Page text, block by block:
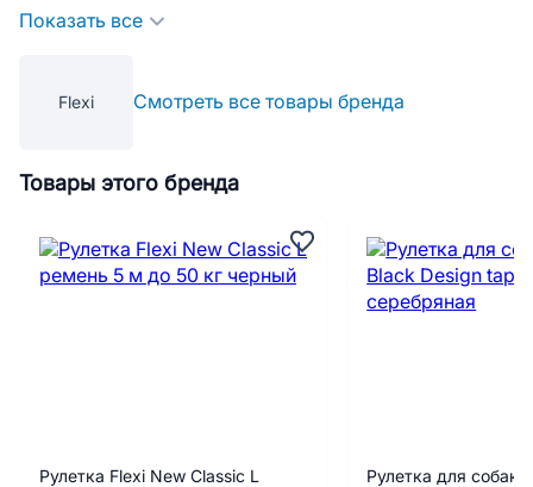
Показать все
Flexi Смотреть все товары бренда
Товары этого бренда
Рулетка Flexi New Classic L
Рулетка для собак